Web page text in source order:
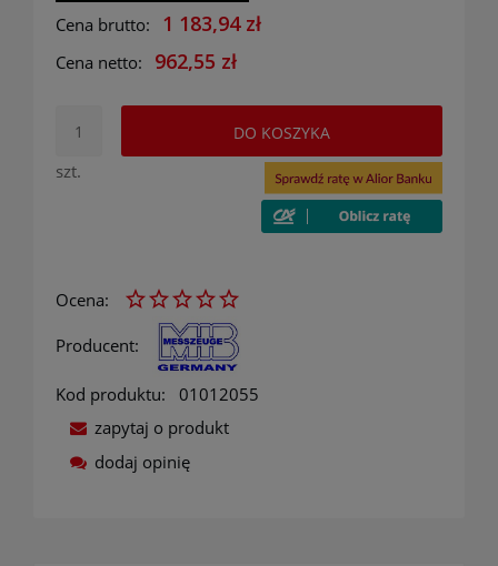
Cena brutto: 1 183,94 zł
Cena netto: 962,55 zł
szt.
DO KOSZYKA
Ocena:
Producent:
Kod produktu:
01012055
zapytaj o produkt
dodaj opinię